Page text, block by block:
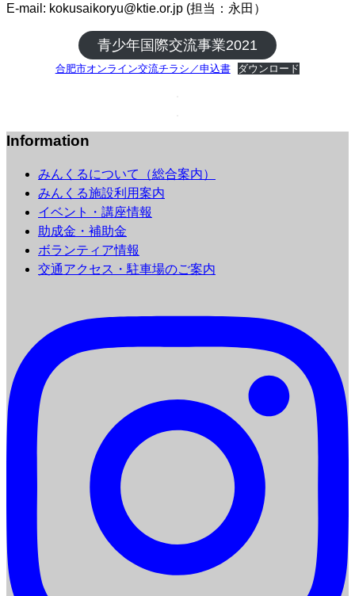
E-mail: kokusaikoryu@ktie.or.jp (担当：永⽥）
⻘少年国際交流事業2021
合肥市オンライン交流チラシ／申込書 ダウンロード
Information
みんくるについて（総合案内）
みんくる施設利用案内
イベント・講座情報
助成金・補助金
ボランティア情報
交通アクセス・駐車場のご案内